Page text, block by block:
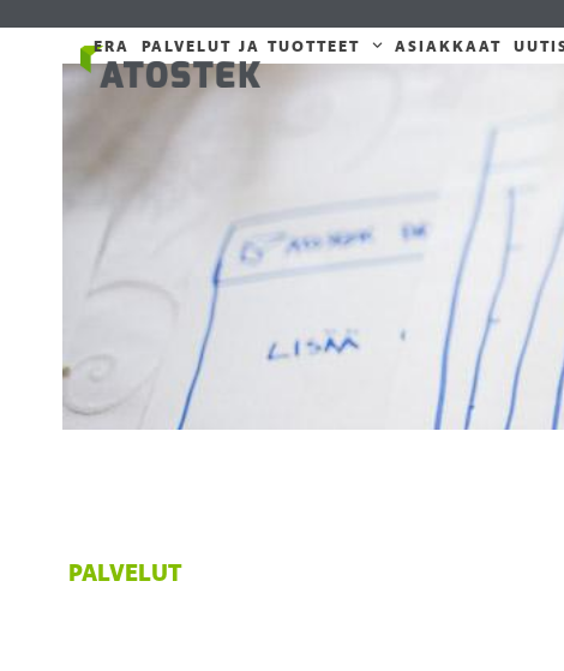
content
ERA PALVELUT JA TUOTTEET ASIAKKAAT
PALVELUT